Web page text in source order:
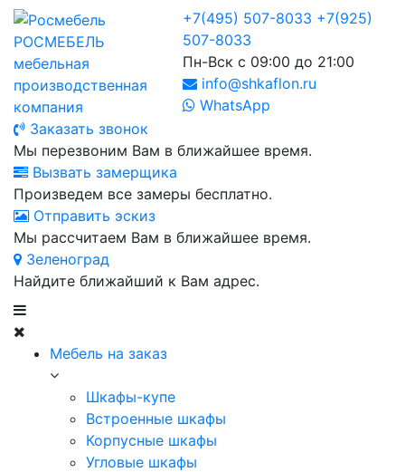
РОСМЕБЕЛЬ
мебельная
производственная
компания
+7(495) 507-8033 +7(925)
507-8033
Пн-Вск с 09:00 до 21:00
info@shkaflon.ru
WhatsApp
Заказать звонок
Мы перезвоним Вам в ближайшее время.
Вызвать замерщика
Произведем все замеры бесплатно.
Отправить эскиз
Мы рассчитаем Вам в ближайшее время.
Зеленоград
Найдите ближайший к Вам адрес.
Мебель на заказ
Шкафы-купе
Встроенные шкафы
Корпусные шкафы
Угловые шкафы